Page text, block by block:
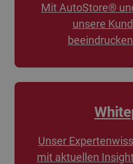
Mit AutoStore®
unsere
Unser
mit aktuellen